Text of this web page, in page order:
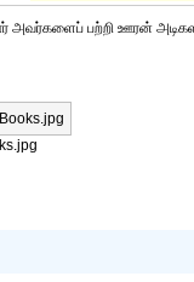
அவர்களைப் பற்றி ஊரன்